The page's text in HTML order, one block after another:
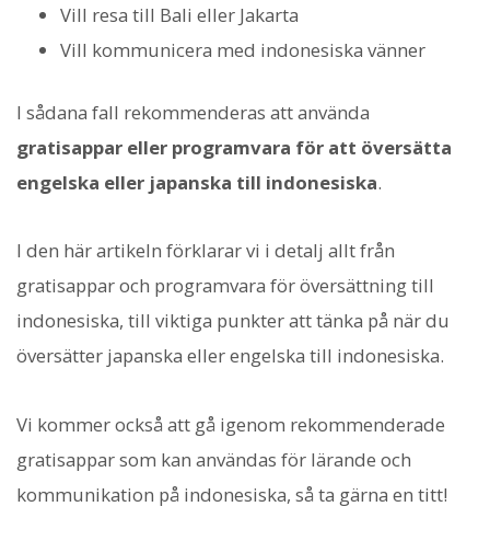
Vill resa till Bali eller Jakarta
Vill kommunicera med indonesiska vänner
I sådana fall rekommenderas att använda
gratisappar eller programvara för att översätta
engelska eller japanska till indonesiska.
I den här artikeln förklarar vi i detalj allt från
gratisappar och programvara för översättning till
indonesiska, till viktiga punkter att tänka på när du
översätter japanska eller engelska till indonesiska.
Vi kommer också att gå igenom rekommenderade
gratisappar som kan användas för lärande och
kommunikation på indonesiska, så ta gärna en titt!